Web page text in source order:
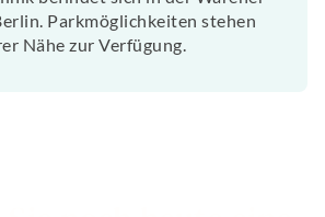
Parkmöglichkeiten stehen
Nähe zur Verfügung.